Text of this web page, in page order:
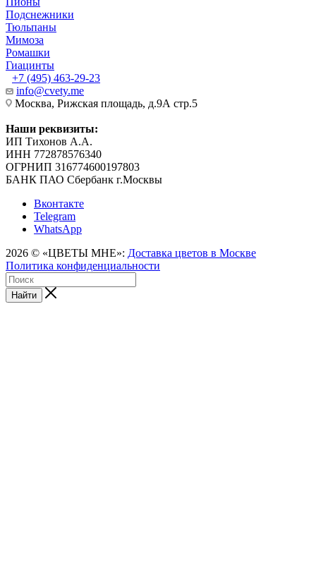
Подснежники
Тюльпаны
Мимоза
Ромашки
Гиацинты
+7 (495) 463-29-23
info@cvety.me
Москва, Рижская площадь, д.9А стр.5
Наши реквизиты:
ИП Тихонов А.А.
ИНН 772878576340
ОГРНИП 316774600197803
БАНК ПАО Сбербанк г.Москвы
Вконтакте
Telegram
WhatsApp
2026 © «ЦВЕТЫ МНЕ»: Доставка цветов в Москве
Политика конфиденциальности
Найти